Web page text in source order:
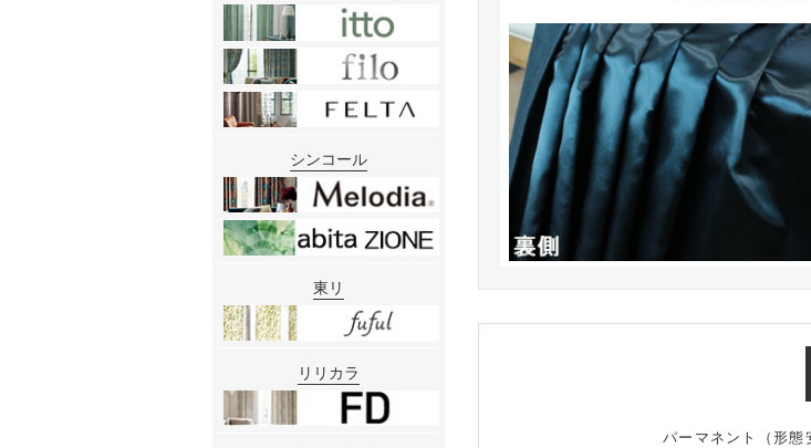
パーマネント（形態
シンコール
東リ
リリカラ